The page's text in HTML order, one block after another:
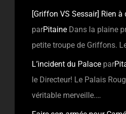
[Griffon VS Sessair] Rien à
parPitaine Dans la plaine
petite troupe de Griffons.
L’incident du Palace par
le Directeur! Le Palais
véritable merveille.…